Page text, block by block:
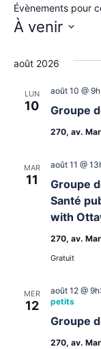
Évènements pour
À venir
date.
août 2026
LUN
10 Groupe
août 10 @
270, av.
MAR
11
Groupe
Santé
with
août 11 @
270, av.
Gratuit
MER
12
Groupe
août 12 @
petits
270, av.